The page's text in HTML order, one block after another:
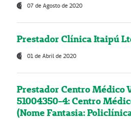
07 de Agosto de 2020
Prestador Clínica Itaipú
01 de Abril de 2020
Prestador Centro Médico
51004350-4: Centro
(Nome Fantasia: